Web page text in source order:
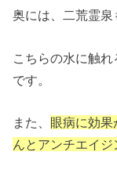
奥には、二荒霊泉
こちらの水に触
です。
また、 眼病に効
んとアンチエイジ